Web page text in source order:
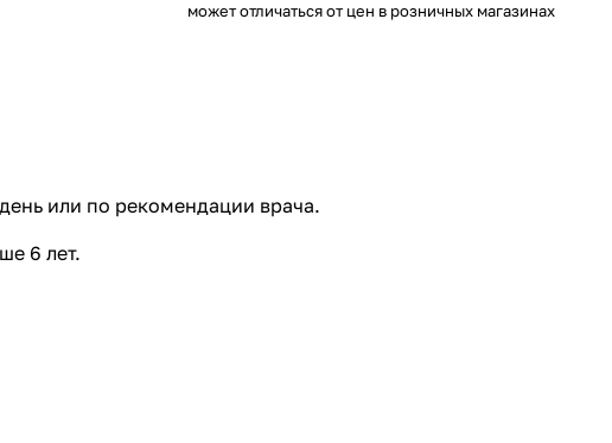
может отличаться от цен в розничных магазинах
или по рекомендации врача.
6 лет.